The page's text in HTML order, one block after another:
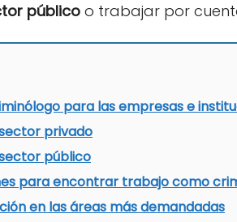
públicoo trabajar por
para las empresas e
privado
público
para encontrar trabajo como
en las áreas más demandadas